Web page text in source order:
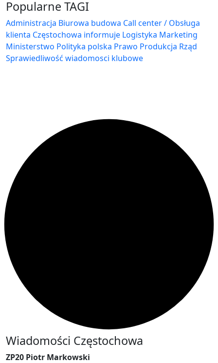
Popularne TAGI
Administracja Biurowa budowa Call center / Obsługa
klienta Częstochowa informuje Logistyka Marketing
Ministerstwo Polityka polska Prawo Produkcja Rząd
Sprawiedliwość wiadomosci klubowe
Wiadomości Częstochowa
ZP20 Piotr Markowski